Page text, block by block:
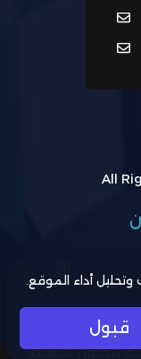
All
للحلول التقنية
وتحليل أداء الموقع.
قبول